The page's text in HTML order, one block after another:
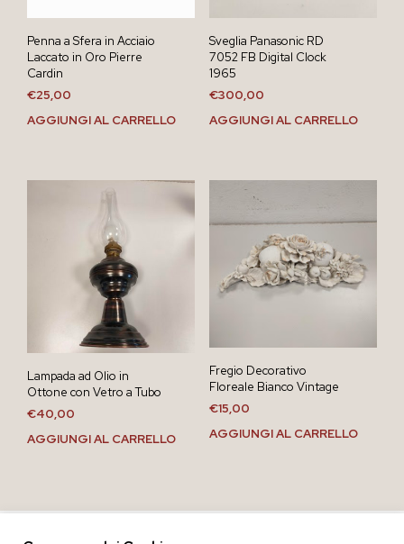
Penna a Sfera in Acciaio
Laccato in Oro Pierre
Cardin
€25,00
AGGIUNGI AL CARRELLO
Sveglia Panasonic RD
7052 FB Digital Clock
1965
€300,00
AGGIUNGI AL CARRELLO
Lampada ad Olio in
Ottone con Vetro a Tubo
€40,00
AGGIUNGI AL CARRELLO
Fregio Decorativo
Floreale Bianco Vintage
€15,00
AGGIUNGI AL CARRELLO